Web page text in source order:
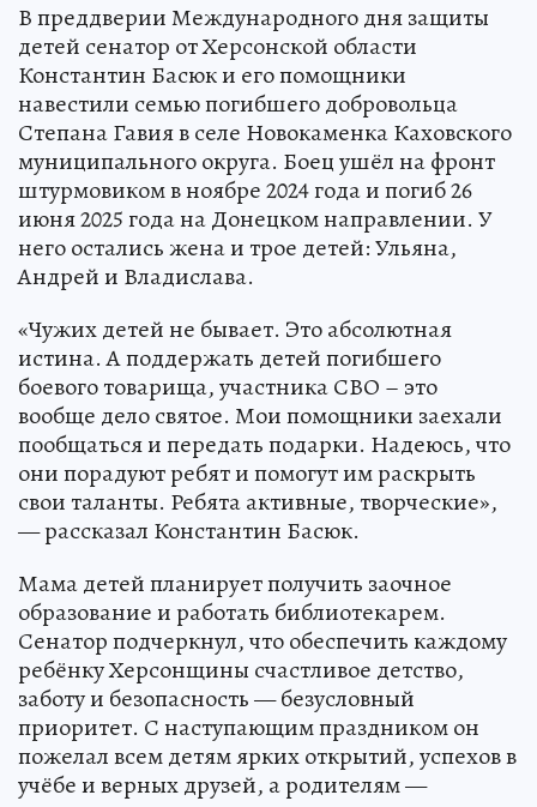
В преддверии Международного дня защиты
детей сенатор от Херсонской области
Константин Басюк и его помощники
навестили семью погибшего добровольца
Степана Гавия в селе Новокаменка Каховского
муниципального округа. Боец ушёл на фронт
штурмовиком в ноябре 2024 года и погиб 26
июня 2025 года на Донецком направлении. У
него остались жена и трое детей: Ульяна,
Андрей и Владислава.
«Чужих детей не бывает. Это абсолютная
истина. А поддержать детей погибшего
боевого товарища, участника СВО – это
вообще дело святое. Мои помощники заехали
пообщаться и передать подарки. Надеюсь, что
они порадуют ребят и помогут им раскрыть
свои таланты. Ребята активные, творческие»,
— рассказал Константин Басюк.
Мама детей планирует получить заочное
образование и работать библиотекарем.
Сенатор подчеркнул, что обеспечить каждому
ребёнку Херсонщины счастливое детство,
заботу и безопасность — безусловный
приоритет. С наступающим праздником он
пожелал всем детям ярких открытий, успехов в
учёбе и верных друзей, а родителям —